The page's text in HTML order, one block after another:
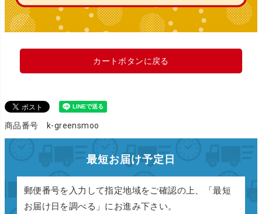
カートボタンに戻る
商品番号 k-greensmoo
最短お届け予定日
郵便番号を入力して指定地域をご確認の上、「最短
お届け日を調べる」にお進み下さい。